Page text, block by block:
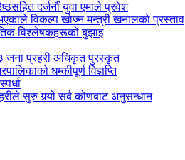
दर्जनौं युवा एमाले प्रवेश
विकल्प खोज्न मन्त्री खनालको प्रस्ताव
विश्लेषकहरूको बुझाइ
३ जना प्रहरी अधिकृत पुरस्कृत
धम्कीपूर्ण विज्ञप्ति
सुरु गर्‍यो सबै कोणबाट अनुसन्धान